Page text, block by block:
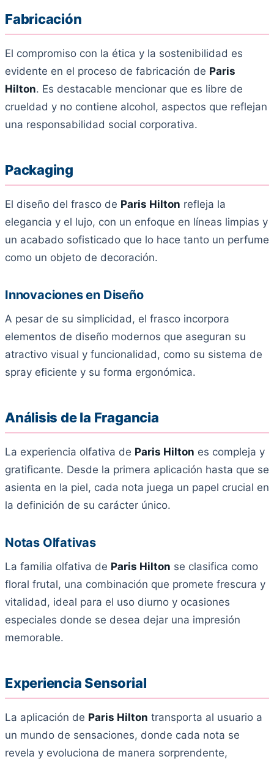
Fabricación
El compromiso con la ética y la sostenibilidad es
evidente en el proceso de fabricación de Paris
Hilton. Es destacable mencionar que es libre de
crueldad y no contiene alcohol, aspectos que reflejan
una responsabilidad social corporativa.
Packaging
El diseño del frasco de Paris Hilton refleja la
elegancia y el lujo, con un enfoque en líneas limpias y
un acabado sofisticado que lo hace tanto un perfume
como un objeto de decoración.
Innovaciones en Diseño
A pesar de su simplicidad, el frasco incorpora
elementos de diseño modernos que aseguran su
atractivo visual y funcionalidad, como su sistema de
spray eficiente y su forma ergonómica.
Análisis de la Fragancia
La experiencia olfativa de Paris Hilton es compleja y
gratificante. Desde la primera aplicación hasta que se
asienta en la piel, cada nota juega un papel crucial en
la definición de su carácter único.
Notas Olfativas
La familia olfativa de Paris Hilton se clasifica como
floral frutal, una combinación que promete frescura y
vitalidad, ideal para el uso diurno y ocasiones
especiales donde se desea dejar una impresión
memorable.
Experiencia Sensorial
La aplicación de Paris Hilton transporta al usuario a
un mundo de sensaciones, donde cada nota se
revela y evoluciona de manera sorprendente,